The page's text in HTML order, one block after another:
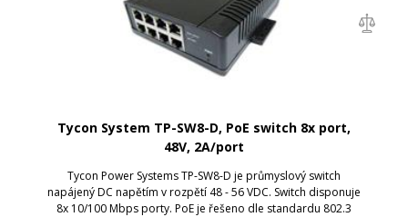
Tycon System TP-SW8-D, PoE switch 8x port,
48V, 2A/port
Tycon Power Systems TP-SW8-D je průmyslový switch
napájený DC napětím v rozpětí 48 - 56 VDC. Switch disponuje
8x 10/100 Mbps porty. PoE je řešeno dle standardu 802.3